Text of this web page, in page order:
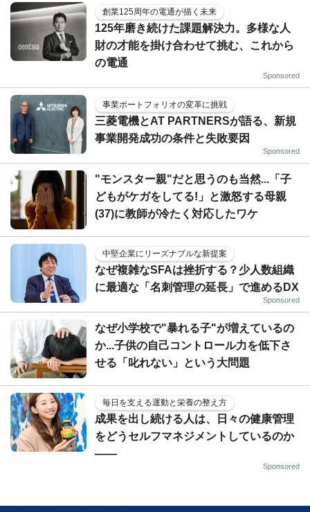
創業125周年の電通が描く未来
125年磨き続けた課題解決力。多様な人
財の才能を掛け合わせて挑む、これから
の電通
Sponsored
事業ポートフォリオの変革に挑戦
三菱電機とAT PARTNERSが語る、新規
事業開発成功の条件と失敗要因
Sponsored
"モンスター親"だと思うのも当然...「子
どもがケガをしてる!」と激怒する母親
(37)に教師が冷たく対応したワケ
中堅企業にリーズナブルな新提案
なぜ複雑なSFAは挫折する？少人数組織
に最適な「名刺管理の延長」で進めるDX
Sponsored
なぜ小学校で"暴れる子"が増えているの
か...子供の自己コントロール力を低下さ
せる「叱れない」という大問題
毎日を支える運動と栄養の整え方
成果を出し続ける人は、日々の健康管理
をどうセルフマネジメントしているのか
——
Sponsored